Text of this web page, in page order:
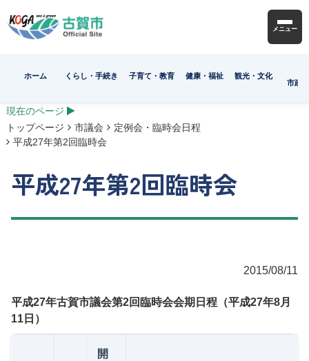
メニュー
ホーム くらし・手続き 子育て・教育 健康・福祉
観光・文化
市政
現在のページ
トップページ
市議会
定例会・臨時会日程
平成27年第2回臨時会
平成27年第2回臨時会
2015/08/11
平成27年古賀市議会第2回臨時会会期日程（平成27年8月
11日）
開